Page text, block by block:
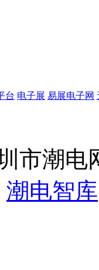
台 电子展 易展电子网
市潮
潮电智库